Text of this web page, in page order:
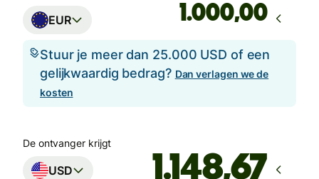
EUR ,00
Stuur je meer dan 25.000 USD of een
gelijkwaardig bedrag? Dan verlagen we de
kosten
De ontvanger krijgt
USD